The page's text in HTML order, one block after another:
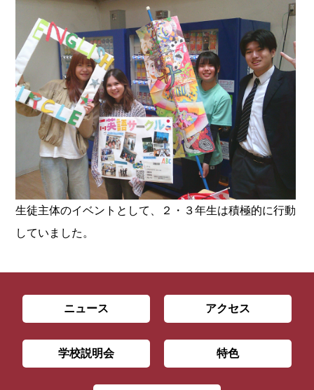
生徒主体のイベントとして、２・３年生は積極的に行動
していました。
ニュース アクセス
学校説明会 特色